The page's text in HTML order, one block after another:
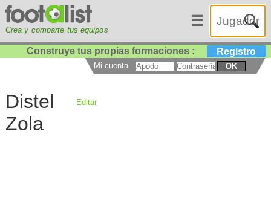
Crea y comparte tus equipos
☰
Construye tus propias formaciones : Registro
Mi cuenta OK
Distel
Zola
Editar